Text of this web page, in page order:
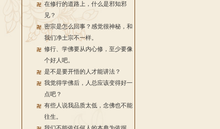
在修行的道路上，什么是邪知邪
见？
密宗是怎么回事？感觉很神秘，和
我们净土宗不一样。
修行、学佛要从内心修，至少要像
个好人吧。
是不是要开悟的人才能讲法？
我觉得学佛后，人总应该变得好一
点吧？
有些人说我品质太低，念佛也不能
往生。